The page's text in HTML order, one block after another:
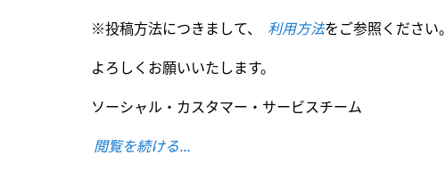
※投稿方法につきまして、
利用方法をご参照ください。
よろしくお願いいたします。
ソーシャル・カスタマー・サービスチーム
閲覧を続ける...